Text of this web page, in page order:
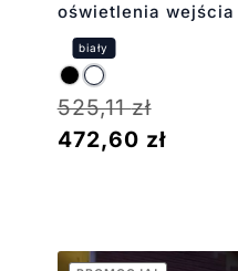
oświetlenia wejścia
525,11zł
472,60 zł